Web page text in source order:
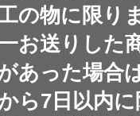
の物に限り
お送りした
あった場合
ら7日以内